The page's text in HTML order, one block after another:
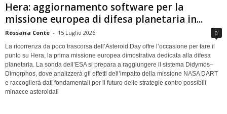
Hera: aggiornamento software per la
missione europea di difesa planetaria in...
Rossana Conte - 15 Luglio 2026 0
La ricorrenza da poco trascorsa dell’Asteroid Day offre l’occasione per fare il
punto su Hera, la prima missione europea dimostrativa dedicata alla difesa
planetaria. La sonda dell’ESA si prepara a raggiungere il sistema Didymos–
Dimorphos, dove analizzerà gli effetti dell’impatto della missione NASA DART
e raccoglierà dati fondamentali per il futuro delle strategie contro possibili
minacce asteroidali